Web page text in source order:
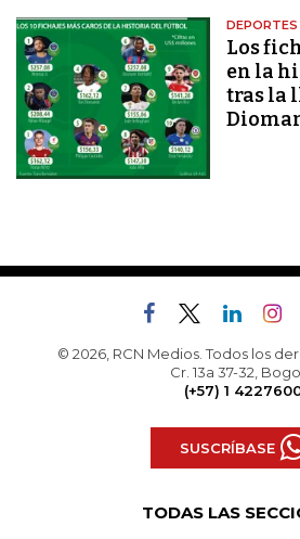
DEPORTES
Los
en la
tras la
© 2026, RCN Medios. Todos los
Cr. 13a 37-32,
(+57) 1
SUSCRÍBASE
TODAS LAS